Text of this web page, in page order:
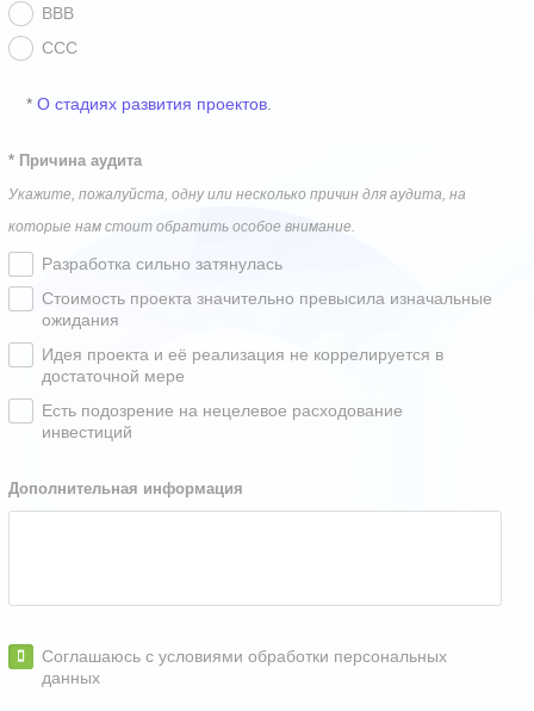
BBB
CCC
*О стадиях развития проектов
* Причина аудита
Укажите, пожалуйста, одну или несколько причин для аудита, на
которые нам стоит обратить особое внимание.
Разработка сильно затянулась
Стоимость проекта значительно превысила изначальные
ожидания
Идея проекта и её реализация не коррелируется в
достаточной мере
Есть подозрение на нецелевое расходование
инвестиций
Дополнительная информация
Соглашаюсь с условиями обработки персональных
данных